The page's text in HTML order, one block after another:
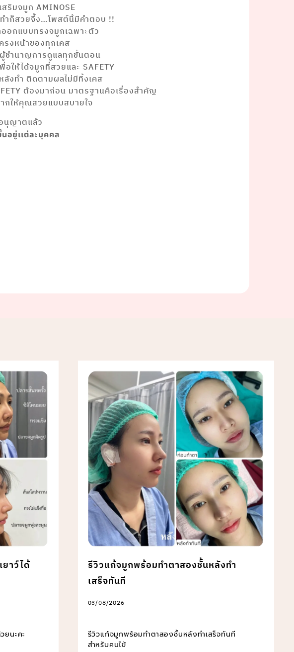
ริมจมูก AMINOSE
ทำก็สวยจึ้ง…โพสต์นี้มีคำตอบ !!
ออกแบบทรงจมูกเฉพาะตัว
รงหน้าของทุกเคส
ชำนาญการดูแลทุกขั้นตอน
อให้ได้จมูกที่สวยและ SAFETY
ลังทำ ติดตามผลไม่มีทิ้งเคส
ต้องมาก่อน มาตรฐานคือเรื่องสำคัญ
ากให้คุณสวยแบบสบายใจ
นุญาตแล้ว
อยู่เเต่ละบุคคล
าว์ได้
ยนะคะ
รีวิวแก้จมูกพร้อมทำตาสองชั้นหลังทำ
เสร็จทันที
03/08/2026
รีวิวแก้จมูกพร้อมทำตาสองชั้นหลังทำเสร็จทันที
สำหรับคนไข้